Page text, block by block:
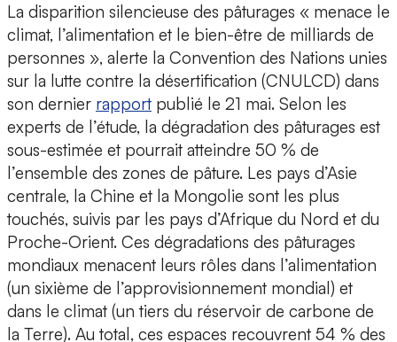
La disparition silencieuse des pâturages « menace le
climat, l’alimentation et le bien-être de milliards de
personnes », alerte la Convention des Nations unies
sur la lutte contre la désertification (CNULCD) dans
son dernier rapport publié le 21 mai. Selon les
experts de l’étude, la dégradation des pâturages est
sous-estimée et pourrait atteindre 50 % de
l’ensemble des zones de pâture. Les pays d’Asie
centrale, la Chine et la Mongolie sont les plus
touchés, suivis par les pays d’Afrique du Nord et du
Proche-Orient. Ces dégradations des pâturages
mondiaux menacent leurs rôles dans l’alimentation
(un sixième de l’approvisionnement mondial) et
dans le climat (un tiers du réservoir de carbone de
la Terre). Au total, ces espaces recouvrent 54 % des